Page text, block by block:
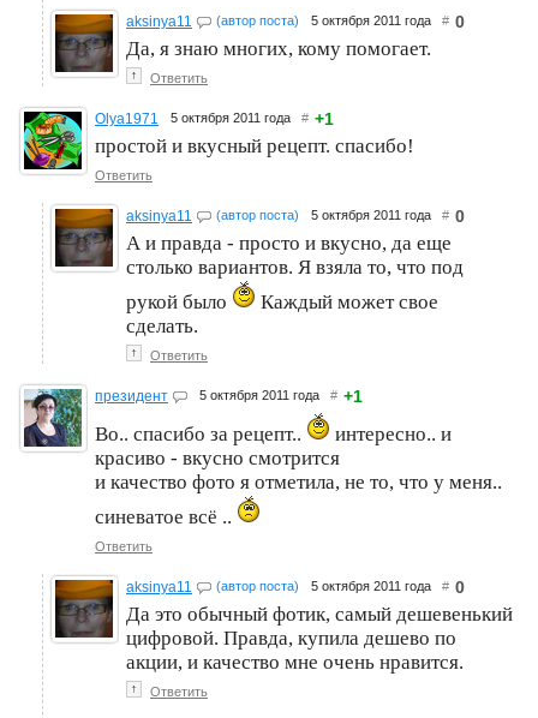
aksinya11 (автор поста) 5 октября 2011 года # 0
Да, я знаю многих, кому помогает.
↑ Ответить
Olya1971 5 октября 2011 года # +1
простой и вкусный рецепт. спасибо!
Ответить
aksinya11 (автор поста) 5 октября 2011 года # 0
А и правда - просто и вкусно, да еще
столько вариантов. Я взяла то, что под
рукой было
Каждый может свое
сделать.
↑ Ответить
президент 5 октября 2011 года # +1
Во.. спасибо за рецепт..
интересно.. и
красиво - вкусно смотрится
и качество фото я отметила, не то, что у меня..
синеватое всё ..
Ответить
aksinya11 (автор поста) 5 октября 2011 года # 0
Да это обычный фотик, самый дешевенький
цифровой. Правда, купила дешево по
акции, и качество мне очень нравится.
↑ Ответить